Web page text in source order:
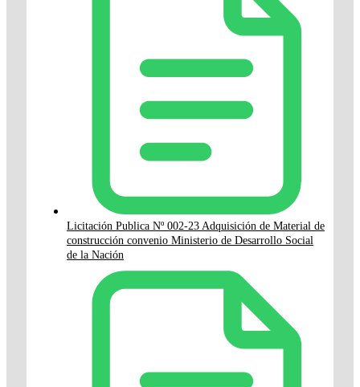
Licitación Publica Nº 002-23 Adquisición de Material de
construcción convenio Ministerio de Desarrollo Social
de la Nación